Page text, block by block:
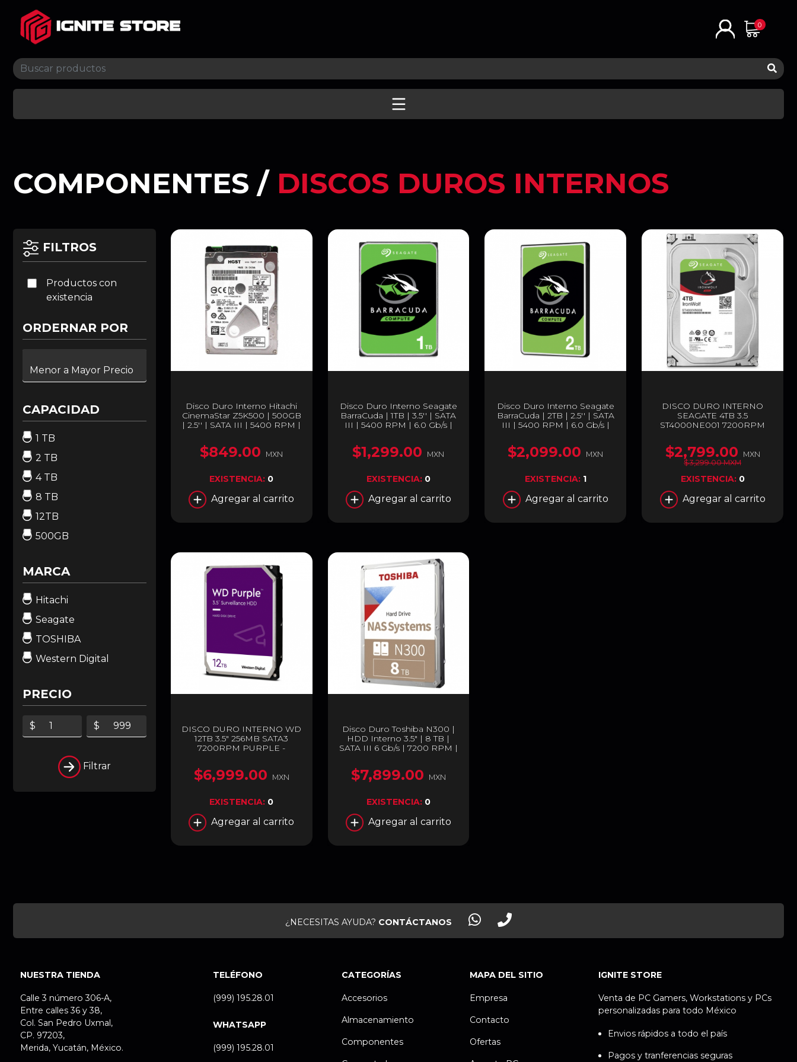
0
COMPONENTES / DISCOS DUROS INTERNOS
FILTROS
Productos con
existencia
ORDERNAR POR
CAPACIDAD
1 TB
2 TB
4 TB
8 TB
12TB
500GB
MARCA
Hitachi
Seagate
TOSHIBA
Western Digital
PRECIO
$ $
Filtrar
Disco Duro Interno Hitachi
CinemaStar Z5K500 | 500GB
| 2.5'' | SATA III | 5400 RPM |
$849.00 MXN
EXISTENCIA: 0
Agregar al carrito
Disco Duro Interno Seagate
BarraCuda | 1TB | 3.5'' | SATA
III | 5400 RPM | 6.0 Gb/s |
$1,299.00 MXN
EXISTENCIA: 0
Agregar al carrito
Disco Duro Interno Seagate
BarraCuda | 2TB | 2.5'' | SATA
III | 5400 RPM | 6.0 Gb/s |
$2,099.00 MXN
EXISTENCIA: 1
Agregar al carrito
DISCO DURO INTERNO
SEAGATE 4TB 3.5
ST4000NE001 7200RPM
$2,799.00
MXN
$3,299.00 MXM
EXISTENCIA: 0
Agregar al carrito
DISCO DURO INTERNO WD
12TB 3.5" 256MB SATA3
7200RPM PURPLE -
$6,999.00 MXN
EXISTENCIA: 0
Agregar al carrito
Disco Duro Toshiba N300 |
HDD Interno 3.5" | 8 TB |
SATA III 6 Gb/s | 7200 RPM |
para NAS | HDWG780XZSTA
$7,899.00 MXN
EXISTENCIA: 0
Agregar al carrito
¿NECESITAS AYUDA? CONTÁCTANOS
NUESTRA TIENDA
Calle 3 número 306-A,
Entre calles 36 y 38,
Col. San Pedro Uxmal,
CP. 97203,
Merida, Yucatán, México.
TELÉFONO
(999) 195.28.01
WHATSAPP
(999) 195.28.01
CATEGORÍAS
Accesorios
Almacenamiento
Componentes
MAPA DEL SITIO
Empresa
Contacto
Ofertas
IGNITE STORE
Venta de PC Gamers, Workstations y PCs
personalizadas para todo México
Envios rápidos a todo el país
Pagos y tranferencias seguras